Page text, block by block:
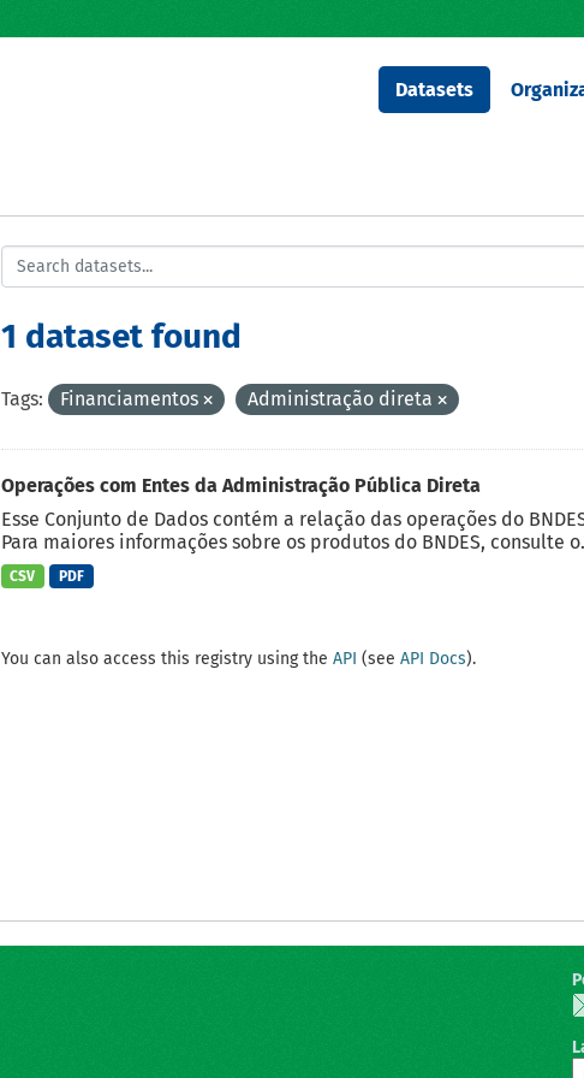
Datasets
1 dataset found
Tags: Financiamentos Administração direta
Operações com Entes da Administração Pública Direta
Esse Conjunto de Dados contém a relação das operações do
Para maiores informações sobre os produtos do BNDES, consulte
CSV PDF
You can also access this registry using the API (see API Docs).